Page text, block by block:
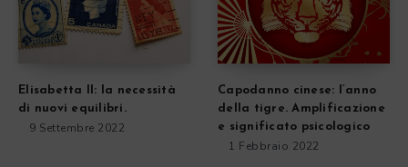
Elisabetta II: la necessità
di nuovi equilibri.
9 Settembre 2022
Capodanno cinese: l’anno
della tigre. Amplificazione
e significato psicologico
1 Febbraio 2022